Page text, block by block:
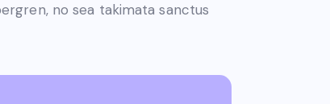
no sea takimata sanctus